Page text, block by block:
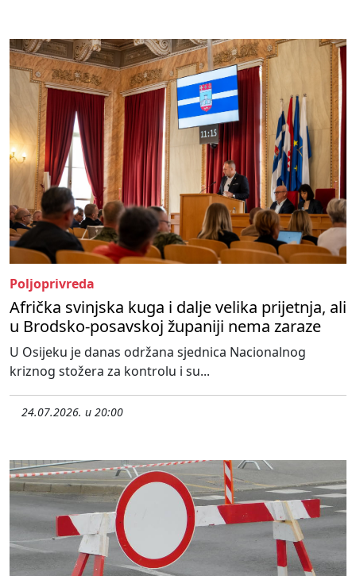
Poljoprivreda
Afrička svinjska kuga i dalje velika prijetnja, ali
u Brodsko-posavskoj županiji nema zaraze
U Osijeku je danas održana sjednica Nacionalnog
kriznog stožera za kontrolu i su...
24.07.2026. u 20:00